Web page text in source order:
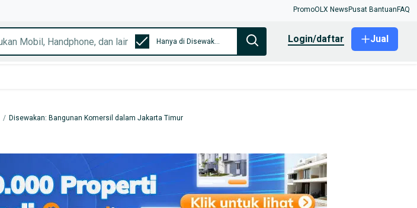
PromoOLX News Pusat Bantuan FAQ
Hanya di Disewakan: Bangunan Komersil login/daftar Jual
/ Disewakan: Bangunan Komersil dalam Jakarta Timur